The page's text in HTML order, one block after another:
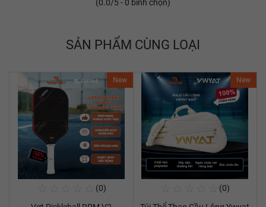
(0.0/5 - 0 bình chọn)
SẢN PHẨM CÙNG LOẠI
New
(0)
New
(0)